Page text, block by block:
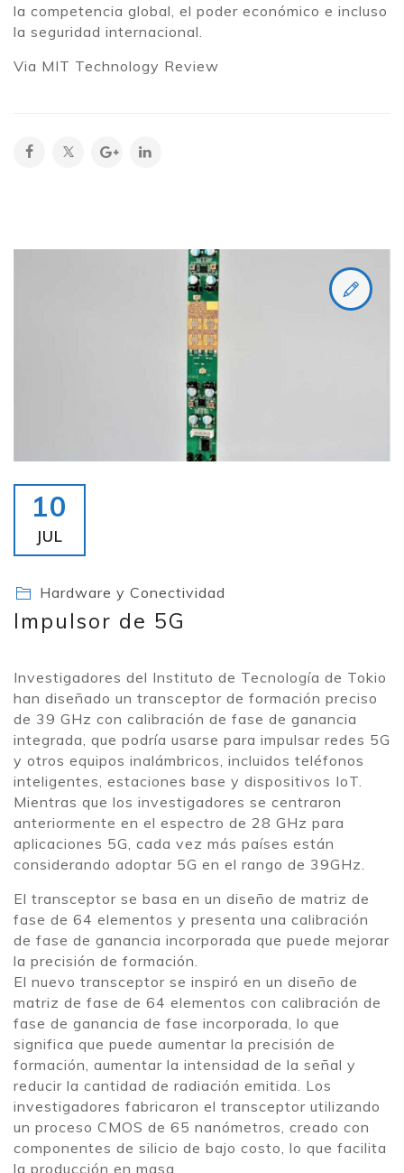
la competencia global, el poder económico e incluso
la seguridad internacional.
Via MIT Technology Review
10
JUL
Hardware y Conectividad
Impulsor de 5G
Investigadores del Instituto de Tecnología de Tokio
han diseñado un transceptor de formación preciso
de 39 GHz con calibración de fase de ganancia
integrada, que podría usarse para impulsar redes 5G
y otros equipos inalámbricos, incluidos teléfonos
inteligentes, estaciones base y dispositivos IoT.
Mientras que los investigadores se centraron
anteriormente en el espectro de 28 GHz para
aplicaciones 5G, cada vez más países están
considerando adoptar 5G en el rango de 39GHz.
El transceptor se basa en un diseño de matriz de
fase de 64 elementos y presenta una calibración
de fase de ganancia incorporada que puede mejorar
la precisión de formación.
El nuevo transceptor se inspiró en un diseño de
matriz de fase de 64 elementos con calibración de
fase de ganancia de fase incorporada, lo que
significa que puede aumentar la precisión de
formación, aumentar la intensidad de la señal y
reducir la cantidad de radiación emitida. Los
investigadores fabricaron el transceptor utilizando
un proceso CMOS de 65 nanómetros, creado con
componentes de silicio de bajo costo, lo que facilita
la producción en masa.